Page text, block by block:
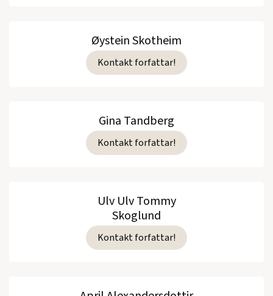
Øystein Skotheim
Kontakt forfattar!
Gina Tandberg
Kontakt forfattar!
Ulv Ulv Tommy
Skoglund
Kontakt forfattar!